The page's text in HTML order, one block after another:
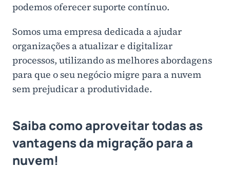
podemos oferecer suporte contínuo.
Somos uma empresa dedicada a ajudar
organizações a atualizar e digitalizar
processos, utilizando as melhores abordagens
para que o seu negócio migre para a nuvem
sem prejudicar a produtividade.
Saiba como aproveitar todas as
vantagens da migração para a
nuvem!